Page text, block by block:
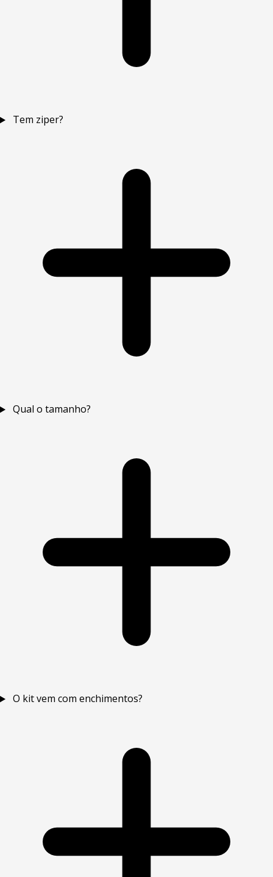
Tem ziper?
Qual o tamanho?
O kit vem com enchimentos?